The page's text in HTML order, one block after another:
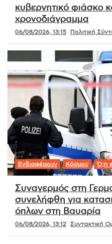
κυβερνητικό φιάσκο
χρονοδιάγραμμα
06/08/2026, 13:15 Πολιτική
Ενδιαφέρουν Κόσμος Ό,τι
Συναγερμός στη
συνελήφθη για
όπλων στη Βαυαρία
06/08/2026, 13:12 Συντακτική